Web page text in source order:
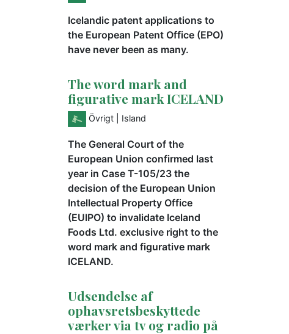
Icelandic patent applications to
the European Patent Office (EPO)
have never been as many.
The word mark and
figurative mark ICELAND
Övrigt | Island
The General Court of the
European Union confirmed last
year in Case T-105/23 the
decision of the European Union
Intellectual Property Office
(EUIPO) to invalidate Iceland
Foods Ltd. exclusive right to the
word mark and figurative mark
ICELAND.
Udsendelse af
ophavsretsbeskyttede
værker via tv og radio på